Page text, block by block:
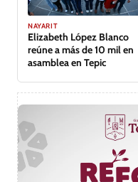
NAYARIT
Elizabeth López Blanco
reúne a más de 10 mil en
asamblea en Tepic